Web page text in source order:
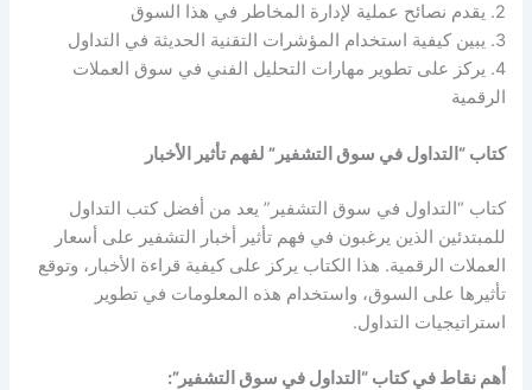
2. يقدم نصائح عملية لإدارة المخاطر في هذا السوق
3. يبين كيفية استخدام المؤشرات التقنية الحديثة في التداول
4. يركز على تطوير مهارات التحليل الفني في سوق العملات
الرقمية
كتاب “التداول في سوق التشفير” لفهم تأثير الأخبار
كتاب “التداول في سوق التشفير” يعد من أفضل كتب التداول
للمبتدئين الذين يرغبون في فهم تأثير أخبار التشفير على أسعار
العملات الرقمية. هذا الكتاب يركز على كيفية قراءة الأخبار، وتوقع
تأثيرها على السوق، واستخدام هذه المعلومات في تطوير
استراتيجيات التداول.
أهم نقاط في كتاب “التداول في سوق التشفير”: